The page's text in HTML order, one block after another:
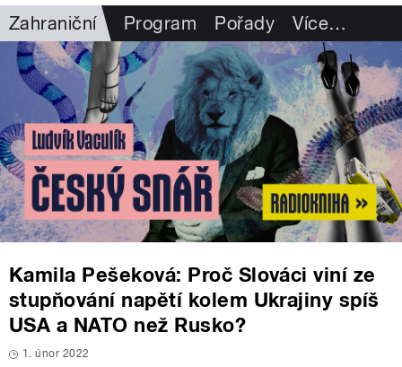
Zahraniční Program Pořady Více…
Kamila Pešeková: Proč Slováci viní ze
stupňování napětí kolem Ukrajiny spíš
USA a NATO než Rusko?
1. únor 2022